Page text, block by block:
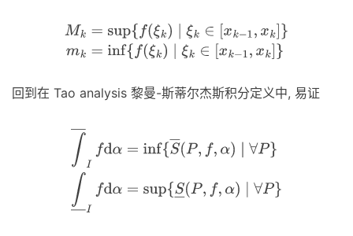
f(ξk )∣ ξk∈[xk−1,x }m k= inf{f(ξk )∣ ξk
回到在 Tao analysis 黎曼-斯蒂尔杰斯积分定义中, 易证
{S ( P ∀P}∫― If α sup{ S ―(P